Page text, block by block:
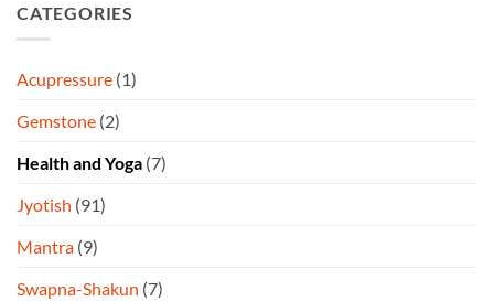
CATEGORIES
Acupressure (1)
Gemstone (2)
Health and Yoga (7)
Jyotish (91)
Mantra (9)
Swapna-Shakun (7)